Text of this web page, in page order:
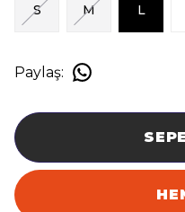
S M L
Paylaş: